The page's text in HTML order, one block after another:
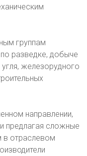
группам
разведке, добыче
железорудного
направлении,
предлагая сложные
в отраслевом